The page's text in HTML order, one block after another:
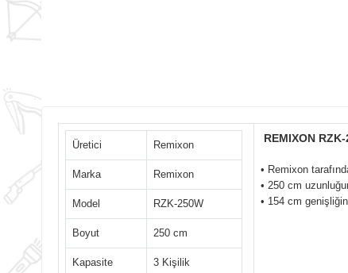
Üretici Remixon
Marka Remixon
Model RZK-250W
Boyut 250 cm
Kapasite 3 Kişilik
REMIXON
• Remixon
• 250 cm
• 154 cm